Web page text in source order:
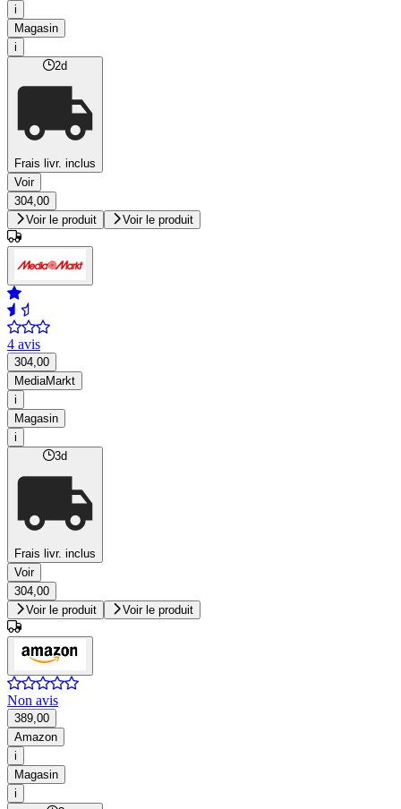
i
Magasin
i
2d
Frais livr. inclus
Voir
304,00
Voir le produit
Voir le produit
4 avis
304,00
MediaMarkt
i
Magasin
i
3d
Frais livr. inclus
Voir
304,00
Voir le produit
Voir le produit
Non avis
389,00
Amazon
i
Magasin
i